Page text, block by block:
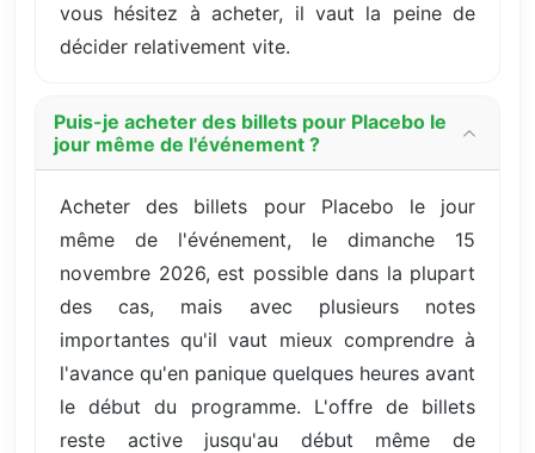
vous hésitez à acheter, il vaut la peine de
décider relativement vite.
Puis-je acheter des billets pour Placebo le
jour même de l'événement ?
Acheter des billets pour Placebo le jour
même de l'événement, le dimanche 15
novembre 2026, est possible dans la plupart
des cas, mais avec plusieurs notes
importantes qu'il vaut mieux comprendre à
l'avance qu'en panique quelques heures avant
le début du programme. L'offre de billets
reste active jusqu'au début même de